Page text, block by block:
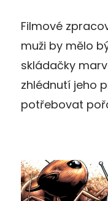
Filmové
muži by mělo
skládačky
zhlédnutí jeho
potřebovat
Video
přehrávač